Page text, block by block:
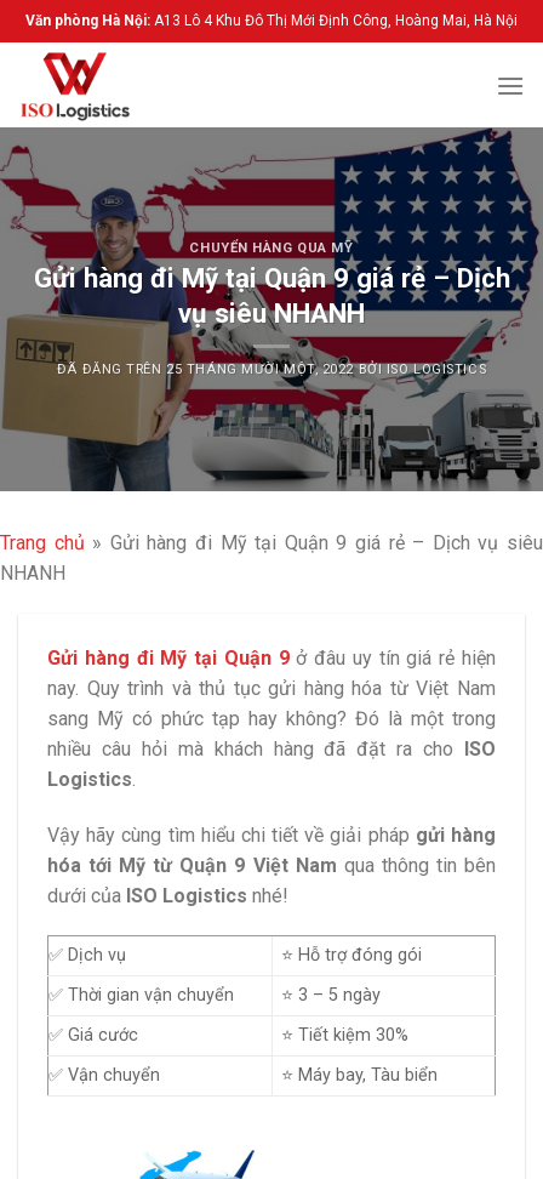
Chuyển
đến
dung
Văn phòng Hà Nội: A13 Lô 4 Khu Đô Thị Mới Định Công, Hoàng Mai, Hà Nội
CHUYỂN HÀNG QUA MỸ
Gửi hàng đi Mỹ tại Quận 9 giá rẻ – Dịch
vụ siêu NHANH
ĐÃ ĐĂNG TRÊN 25 THÁNG MƯỜI MỘT, 2022 BỞI ISO LOGISTICS
Trang chủ » Gửi hàng đi Mỹ tại Quận 9 giá rẻ – Dịch vụ siêu
NHANH
Gửi hàng đi Mỹ tại Quận 9ở đâu uy tín giá rẻ hiện
nay. Quy trình và thủ tục gửi hàng hóa từ Việt Nam
sang Mỹ có phức tạp hay không? Đó là một trong
nhiều câu hỏi mà khách hàng đã đặt ra cho ISO
Logistics
Vậy hãy cùng tìm hiểu chi tiết về giải pháp gửi hàng
hóa tới Mỹ từ Quận 9 Việt Nam qua thông tin bên
dưới của ISO Logistics nhé!
✅ Dịch vụ
⭐ Hỗ trợ đóng gói
✅ Thời gian vận chuyển
⭐ 3 – 5 ngày
✅ Giá cước
⭐ Tiết kiệm 30%
✅ Vận chuyển
⭐ Máy bay, Tàu biển